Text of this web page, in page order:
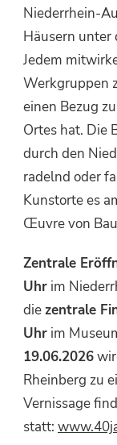
Niederrhein-
Häusern unter
Jedem
Werkgruppen
einen Bezug
Ortes hat. Die
durch den
radelnd oder
Kunstorte es
Œuvre von
Zentrale
Uhr im
diezentrale
Uhr im
19.06.2026
Rheinberg zu
Vernissage
statt: